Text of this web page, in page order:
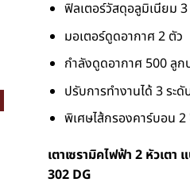
ฟิลเตอร์วัสดุอลูมิเนียม
มอเตอร์ดูดอากาศ 2 ตัว
กำลังดูดอากาศ 500 ลูก
ปรับการทำงานได้ 3 ระดั
พิเศษไส้กรองคาร์บอน
เตาเซรามิคไฟฟ้า 2 หัวเต
302 DG